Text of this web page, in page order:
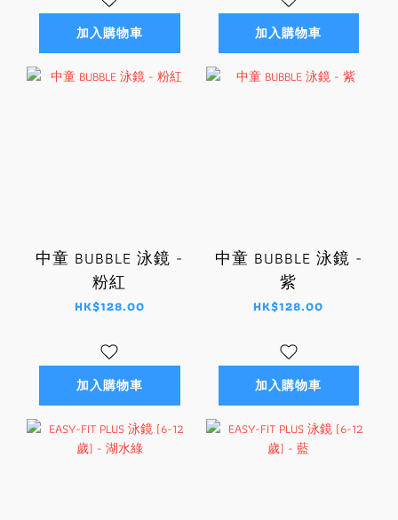
加入購物車 加入購物車
中童 BUBBLE 泳鏡 -
粉紅
HK$128.00
加入購物車
中童 BUBBLE 泳鏡 -
紫
HK$128.00
加入購物車